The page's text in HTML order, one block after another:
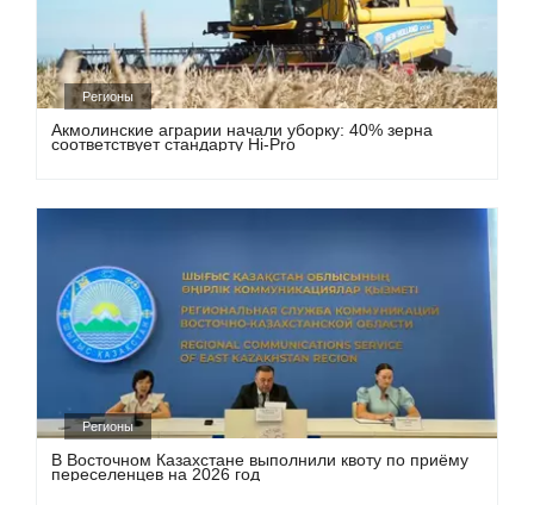
Регионы
Акмолинские аграрии начали уборку: 40% зерна
соответствует стандарту Hi-Pro
Регионы
В Восточном Казахстане выполнили квоту по приёму
переселенцев на 2026 год